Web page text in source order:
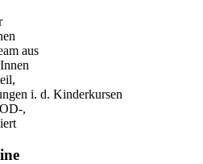
aus
i. d. Kinderkursen
,